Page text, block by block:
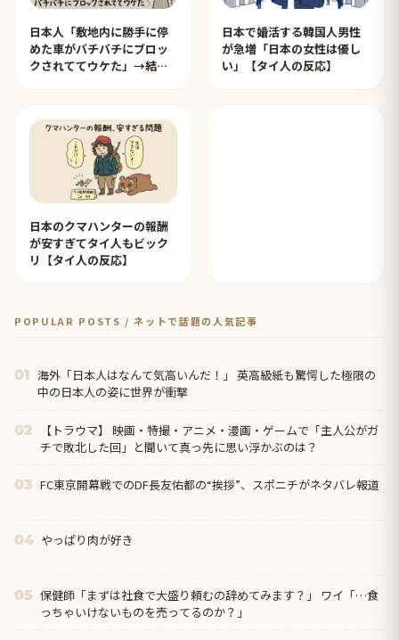
日本人「敷地内に勝手に停
めた車がバチバチにブロッ
クされててウケた」→結末
日本で婚活する韓国人男性
が急増「日本の女性は優し
い」【タイ人の反応】
日本のクマハンターの報酬
が安すぎてタイ人もビック
リ【タイ人の反応】
POPULAR POSTS / ネットで話題の人気記事
01 海外「日本人はなんて気高いんだ！」 英高級紙も驚愕した極限の
中の日本人の姿に世界が衝撃
02
【トラウマ】 映画・特撮・アニメ・漫画・ゲームで「主人公がガ
チで敗北した回」と聞いて真っ先に思い浮かぶのは？
03 FC東京開幕戦でのDF長友佑都の“挨拶”、スポニチがネタバレ報道
04 やっぱり肉が好き
05 保健師「まずは社食で大盛り頼むの辞めてみます？」 ワイ「…食
っちゃいけないものを売ってるのか？」